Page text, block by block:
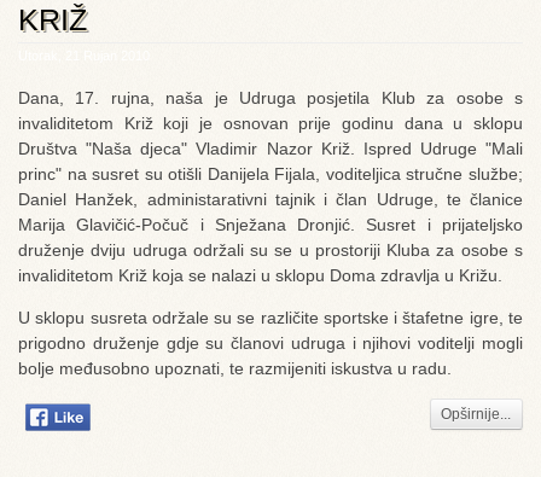
KRIŽ
Dana, 17. rujna, naša je Udruga posjetila Klub za osobe s
invaliditetom Križ koji je osnovan prije godinu dana u sklopu
Društva "Naša djeca" Vladimir Nazor Križ. Ispred Udruge "Mali
princ" na susret su otišli Danijela Fijala, voditeljica stručne službe;
Daniel Hanžek, administarativni tajnik i član Udruge, te članice
Marija Glavičić-Počuč i Snježana Dronjić. Susret i prijateljsko
druženje dviju udruga održali su se u prostoriji Kluba za osobe s
invaliditetom Križ koja se nalazi u sklopu Doma zdravlja u Križu.
U sklopu susreta održale su se različite sportske i štafetne igre, te
prigodno druženje gdje su članovi udruga i njihovi voditelji mogli
bolje međusobno upoznati, te razmijeniti iskustva u radu.
Opširnije...